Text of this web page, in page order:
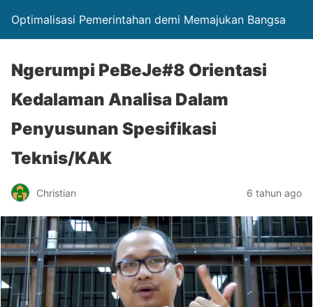
Optimalisasi Pemerintahan demi Memajukan Bangsa
Ngerumpi PeBeJe#8 Orientasi
Kedalaman Analisa Dalam
Penyusunan Spesifikasi
Teknis/KAK
Christian 6 tahun ago